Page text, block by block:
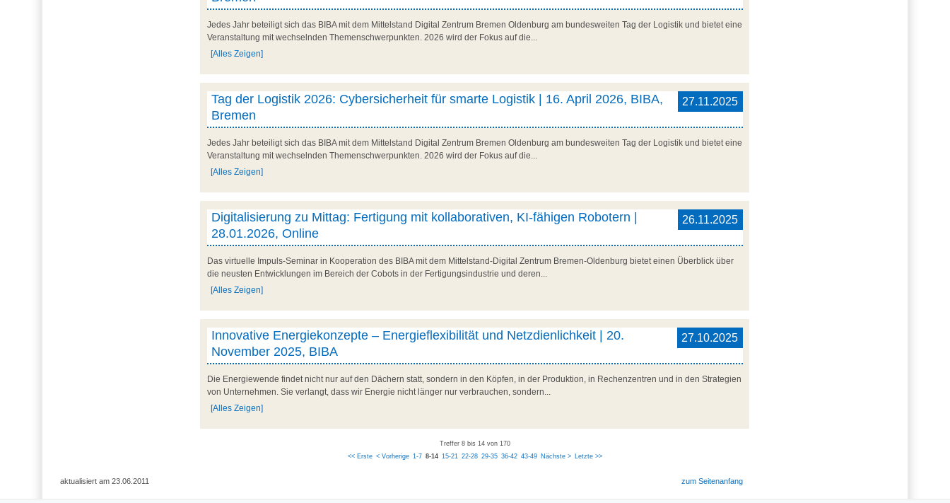
Jedes Jahr beteiligt sich das BIBA mit dem Mittelstand Digital Zentrum Bremen Oldenburg am bundesweiten Tag der Logistik und bietet eine
Veranstaltung mit wechselnden Themenschwerpunkten. 2026 wird der Fokus auf die...
[Alles Zeigen]
27.11.2025
Tag der Logistik 2026: Cybersicherheit für smarte Logistik | 16. April 2026, BIBA,
Bremen
Jedes Jahr beteiligt sich das BIBA mit dem Mittelstand Digital Zentrum Bremen Oldenburg am bundesweiten Tag der Logistik und bietet eine
Veranstaltung mit wechselnden Themenschwerpunkten. 2026 wird der Fokus auf die...
[Alles Zeigen]
26.11.2025
Digitalisierung zu Mittag: Fertigung mit kollaborativen, KI-fähigen Robotern |
28.01.2026, Online
Das virtuelle Impuls-Seminar in Kooperation des BIBA mit dem Mittelstand-Digital Zentrum Bremen-Oldenburg bietet einen Überblick über
die neusten Entwicklungen im Bereich der Cobots in der Fertigungsindustrie und deren...
[Alles Zeigen]
27.10.2025
Innovative Energiekonzepte – Energieflexibilität und Netzdienlichkeit | 20.
November 2025, BIBA
Die Energiewende findet nicht nur auf den Dächern statt, sondern in den Köpfen, in der Produktion, in Rechenzentren und in den Strategien
von Unternehmen. Sie verlangt, dass wir Energie nicht länger nur verbrauchen, sondern...
[Alles Zeigen]
Treffer 8 bis 14 von 170
<< Erste < Vorherige 1-7 8-14 15-21 22-28 29-35 36-42 43-49 Nächste > Letzte >>
aktualisiert am 23.06.2011 zum Seitenanfang